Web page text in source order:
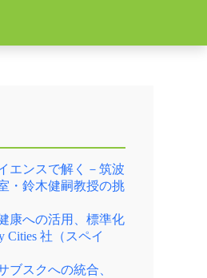
エンスで解く－筑波
・鈴木健嗣教授の挑
康への活用、標準化
Cities 社（スペイ
ブスクへの統合、